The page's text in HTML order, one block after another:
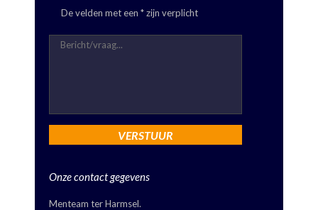
De velden met een * zijn verplicht
Onze contact gegevens
Menteam ter Harmsel.